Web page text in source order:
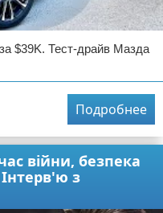
$39K. Тест-драйв Мазда
Подробнее
війни, безпека
з